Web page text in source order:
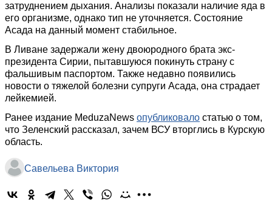
затруднением дыхания. Анализы показали наличие яда в
его организме, однако тип не уточняется. Состояние
Асада на данный момент стабильное.
В Ливане задержали жену двоюродного брата экс-
президента Сирии, пытавшуюся покинуть страну с
фальшивым паспортом. Также недавно появились
новости о тяжелой болезни супруги Асада, она страдает
лейкемией.
Ранее издание MeduzaNews опубликовало статью о том,
что Зеленский рассказал, зачем ВСУ вторглись в Курскую
область.
Савельева Виктория